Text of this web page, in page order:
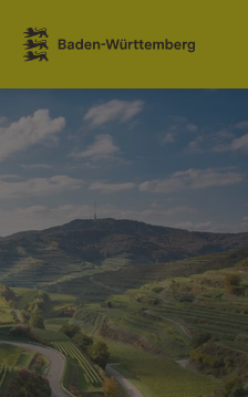
Sauter au contenu
Link zur Startseite